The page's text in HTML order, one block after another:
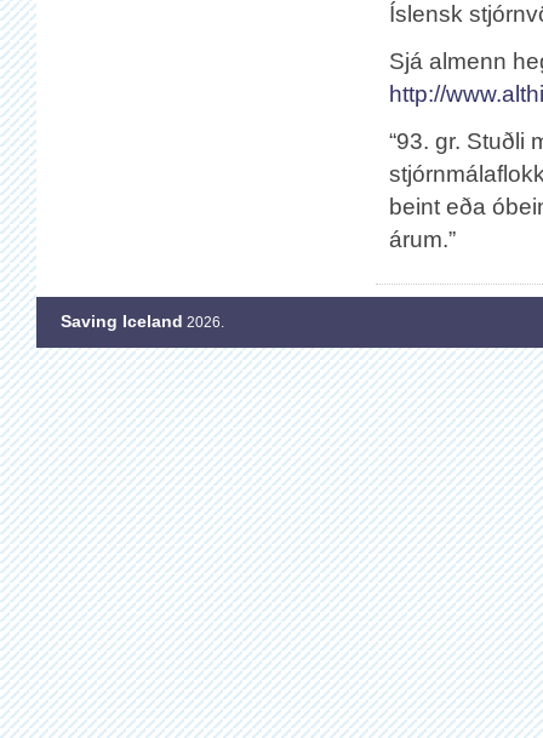
Íslensk
Sjá almenn
http://
“93. gr. Stuðli
beint eða
árum.”
Saving Iceland 2026.